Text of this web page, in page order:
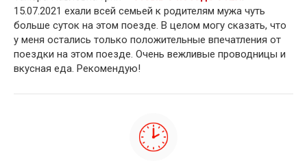
15.07.2021 ехали всей семьей к родителям мужа чуть
больше суток на этом поезде. В целом могу сказать, что
у меня остались только положительные впечатления от
поездки на этом поезде. Очень вежливые проводницы и
вкусная еда. Рекомендую!